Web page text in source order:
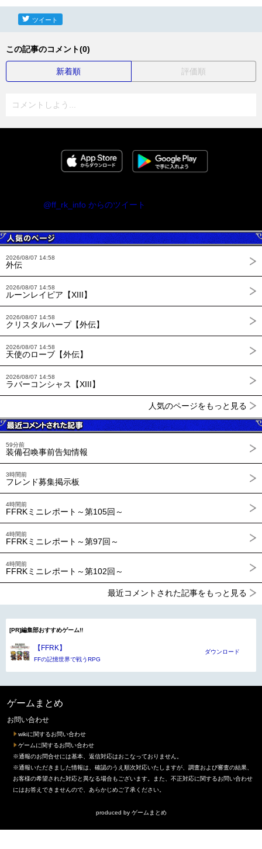
ツイート
この記事のコメント(0)
新着順 評価順
コメントしよう...
@ff_rk_info からのツイート
2026/08/07 14:58
外伝
2026/08/07 14:58
ルーンレイピア【XIII】
2026/08/07 14:58
クリスタルハープ【外伝】
2026/08/07 14:58
天使のローブ【外伝】
2026/08/07 14:58
ラバーコンシャス【XIII】
人気のページをもっと見る
59分前
装備召喚事前告知情報
3時間前
フレンド募集掲示板
4時間前
FFRKミニレポート～第105回～
4時間前
FFRKミニレポート～第97回～
4時間前
FFRKミニレポート～第102回～
最近コメントされた記事をもっと見る
[PR]編集部おすすめゲーム!!
【FFRK】
FFの記憶世界で戦うRPG
ダウンロード
ゲームまとめ
お問い合わせ
wikiに関するお問い合わせ
ゲームに関するお問い合わせ
※通報のお問合せには基本、返信対応はおこなっておりません。
※通報いただきました情報は、確認のうえ順次対応いたしますが、調査および審査の結果、
お客様の希望された対応と異なる場合もございます。また、不正対応に関するお問い合わせ
にはお答えできませんので、あらかじめご了承ください。
produced by ゲームまとめ